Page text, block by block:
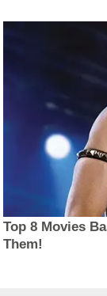
Top 8 Movies
Them!